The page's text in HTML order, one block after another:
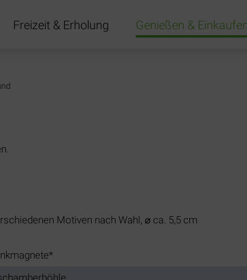
Freizeit & Erholung Genießen &
Motiven nach Wahl, ⌀ ca. 5,5 cm
*